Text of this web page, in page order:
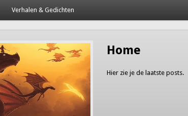
Verhalen & Gedichten
Home
Hier zie je de laatste posts.